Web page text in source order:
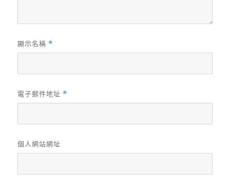
顯示名稱 *
電子郵件地址 *
個人網站網址